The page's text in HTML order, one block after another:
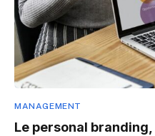
MANAGEMENT
Le personal